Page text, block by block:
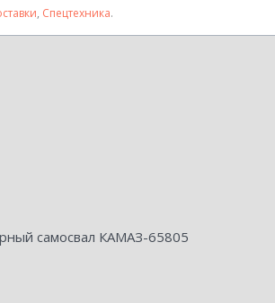
, Спецтехника.
самосвал КАМАЗ-65805